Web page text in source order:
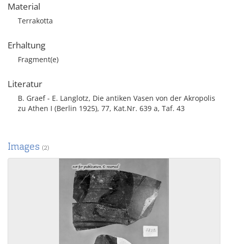
Material
Terrakotta
Erhaltung
Fragment(e)
Literatur
B. Graef - E. Langlotz, Die antiken Vasen von der Akropolis
zu Athen I (Berlin 1925), 77, Kat.Nr. 639 a, Taf. 43
Images (2)